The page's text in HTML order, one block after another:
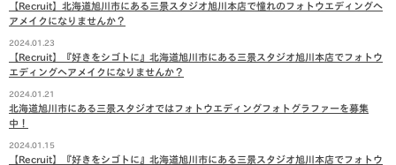
【Recruit】北海道旭川市にある三景スタジオ旭川本店で憧れのフォトウエディングヘ
アメイクになりませんか？
2024.01.23
【Recruit】『好きをシゴトに』北海道旭川市にある三景スタジオ旭川本店でフォトウ
エディングヘアメイクになりませんか？
2024.01.21
北海道旭川市にある三景スタジオではフォトウエディングフォトグラファーを募集
中！
2024.01.15
【Recruit】『好きをシゴトに』北海道旭川市にある三景スタジオ旭川本店でフォトウ